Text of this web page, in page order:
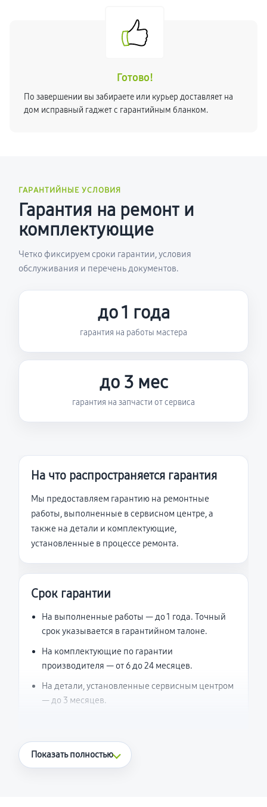
Готово!
По завершении вы забираете или курьер доставляет на
дом исправный гаджет с гарантийным бланком.
ГАРАНТИЙНЫЕ УСЛОВИЯ
Гарантия на ремонт и
комплектующие
Четко фиксируем сроки гарантии, условия
обслуживания и перечень документов.
до 1 года
гарантия на работы мастера
до 3 мес
гарантия на запчасти от сервиса
На что распространяется гарантия
Мы предоставляем гарантию на ремонтные
работы, выполненные в сервисном центре, а
также на детали и комплектующие,
установленные в процессе ремонта.
Срок гарантии
На выполненные работы — до 1 года. Точный
срок указывается в гарантийном талоне.
На комплектующие по гарантии
производителя — от 6 до 24 месяцев.
На детали, установленные сервисным центром
— до 3 месяцев.
Что считается гарантийным случаем
Показать полностью